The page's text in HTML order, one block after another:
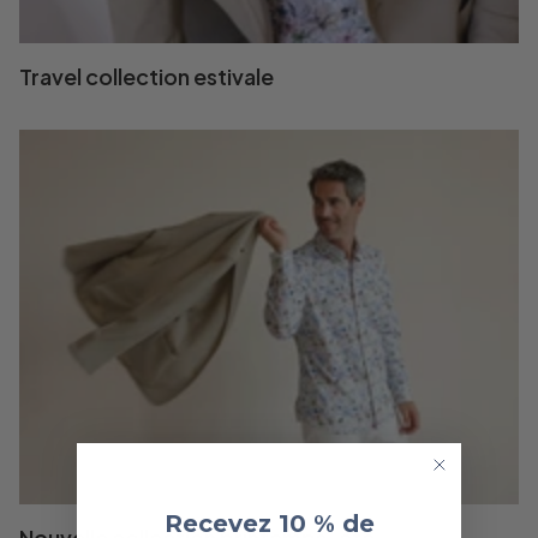
Travel collection estivale
Recevez 10 % de